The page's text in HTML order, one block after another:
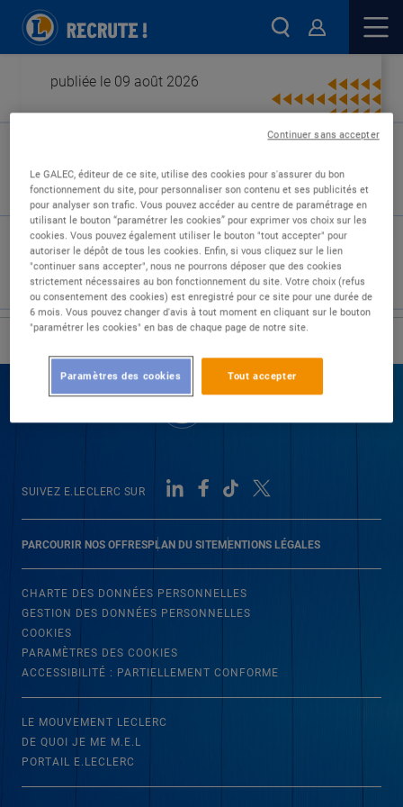
publiée le 09 août 2026
Type de contrat :
Expérience :
Études :
PARCOURIR NOS OFFRESPLAN DU SITEMENTIONS LÉGALES
SUIVEZ E.LECLERC SUR
CHARTE DES DONNÉES PERSONNELLES
GESTION DES DONNÉES PERSONNELLES
COOKIES
PARAMÈTRES DES COOKIES
ACCESSIBILITÉ : PARTIELLEMENT CONFORME
LE MOUVEMENT LECLERC
DE QUOI JE ME M.E.L
PORTAIL E.LECLERC
Le GALEC, éditeur de ce site, utilise des cookies pour s'assurer du bon
fonctionnement du site, pour personnaliser son contenu et ses publicités et
pour analyser son trafic. Vous pouvez accéder au centre de paramétrage en
utilisant le bouton “paramétrer les cookies” pour exprimer vos choix sur les
cookies. Vous pouvez également utiliser le bouton "tout accepter" pour
autoriser le dépôt de tous les cookies. Enfin, si vous cliquez sur le lien
"continuer sans accepter", nous ne pourrons déposer que des cookies
strictement nécessaires au bon fonctionnement du site. Votre choix (refus
ou consentement des cookies) est enregistré pour ce site pour une durée de
6 mois. Vous pouvez changer d'avis à tout moment en cliquant sur le bouton
"paramétrer les cookies" en bas de chaque page de notre site.
Tout accepter
Paramètres des cookies
Continuer sans accepter